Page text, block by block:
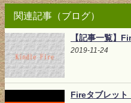
関連記事（ブログ）
【記事一覧】
2019-11-24
Fireタブレッ